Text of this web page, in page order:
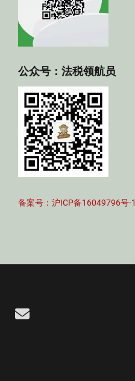
公众号：法税领航员
备案号：沪ICP备16049796号-1
Email